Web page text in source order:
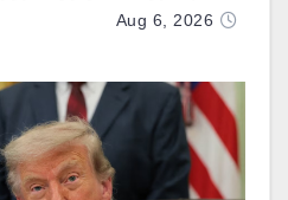
Aug 6, 2026